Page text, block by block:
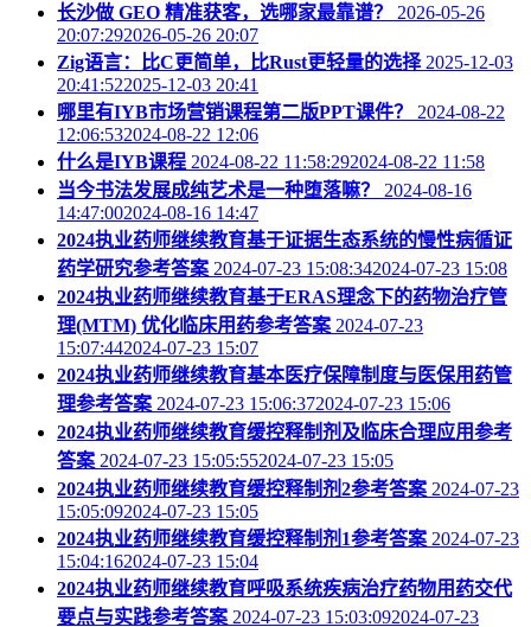
长沙做 GEO 精准获客，选哪家最靠谱？
2026-05-26
20:07:292026-05-26 20:07
Zig语言：比C更简单，比Rust更轻量的选择 2025-12-03
20:41:522025-12-03 20:41
哪里有IYB市场营销课程第二版PPT课件？
2024-08-22
12:06:532024-08-22 12:06
什么是IYB课程 2024-08-22 11:58:292024-08-22 11:58
当今书法发展成纯艺术是一种堕落嘛？
2024-08-16
14:47:002024-08-16 14:47
2024执业药师继续教育基于证据生态系统的慢性病循证
药学研究参考答案 2024-07-23 15:08:342024-07-23 15:08
2024执业药师继续教育基于ERAS理念下的药物治疗管
理(MTM) 优化临床用药参考答案 2024-07-23
15:07:442024-07-23 15:07
2024执业药师继续教育基本医疗保障制度与医保用药管
理参考答案 2024-07-23 15:06:372024-07-23 15:06
2024执业药师继续教育缓控释制剂及临床合理应用参考
答案 2024-07-23 15:05:552024-07-23 15:05
2024执业药师继续教育缓控释制剂2参考答案 2024-07-23
15:05:092024-07-23 15:05
2024执业药师继续教育缓控释制剂1参考答案 2024-07-23
15:04:162024-07-23 15:04
2024执业药师继续教育呼吸系统疾病治疗药物用药交代
要点与实践参考答案 2024-07-23 15:03:092024-07-23